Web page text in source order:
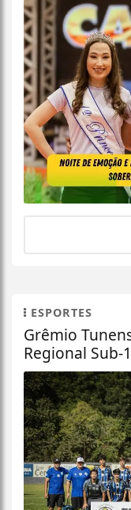
ESPORTES
Grêmio
Regional Sub-